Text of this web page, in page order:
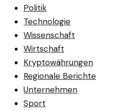
Politik
Technologie
Wissenschaft
Wirtschaft
Kryptowährungen
Regionale Berichte
Unternehmen
Sport